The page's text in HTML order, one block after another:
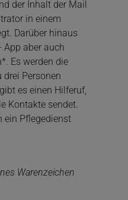
der Inhalt der Mail
in einem
Darüber hinaus
App aber auch
Es werden die
Personen
es einen Hilferuf,
Kontakte sendet.
ein Pflegedienst
Warenzeichen